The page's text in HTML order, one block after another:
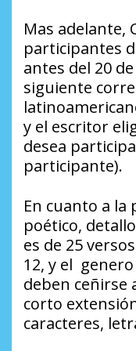
Mas adelante,
participantes
antes del 20
siguiente
y el escritor
desea
participante).
En cuanto a la
poético,
es de 25
12, y el
deben ceñirse
corto
caracteres,